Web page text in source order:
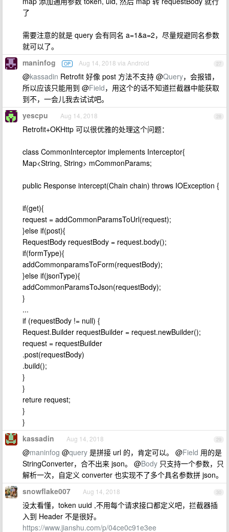
了
需要注意的就是 query 会有同名 a=1&a=2，尽量规避同名参数
就可以了。
27
maninfog OP Aug 14, 2018 via Android
@kassadin Retrofit 好像 post 方法不支持 @Query，会报错，
所以应该只能用到 @Field，用这个的话不知道拦截器中能获取
到不，一会儿我去试试吧。
28
yescpu Aug 14, 2018
Retrofit+OKHttp 可以很优雅的处理这个问题：
class CommonInterceptor implements Interceptor{
Map<String, String> mCommonParams;
public Response intercept(Chain chain) throws IOException {
if(get){
request = addCommonParamsToUrl(request);
}else if(post){
RequestBody requestBody = request.body();
if(formType){
addCommonparamsToForm(requestBody);
}else if(jsonType){
addCommonParamsToJson(requestBody);
}
...
if (requestBody != null) {
Request.Builder requestBuilder = request.newBuilder();
request = requestBuilder
.post(requestBody)
.build();
}
}
reture request;
}
}
29
kassadin Aug 14, 2018
@maninfog @query 是拼接 url 的，肯定可以。 @Field 用的是
StringConverter，合不出来 json。 @Body 只支持一个参数，只
解析一次，自定义 converter 也实现不了多个具名参数拼 json。
30
snowflake007 Aug 14, 2018
没太看懂，token uuid ,不用每个请求接口都定义吧，拦截器插
入到 Header 不是很好。
https://www.jianshu.com/p/04ce0c91e3ee